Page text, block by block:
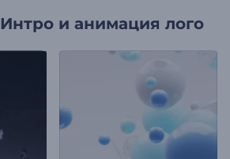
Интро и анимация лого